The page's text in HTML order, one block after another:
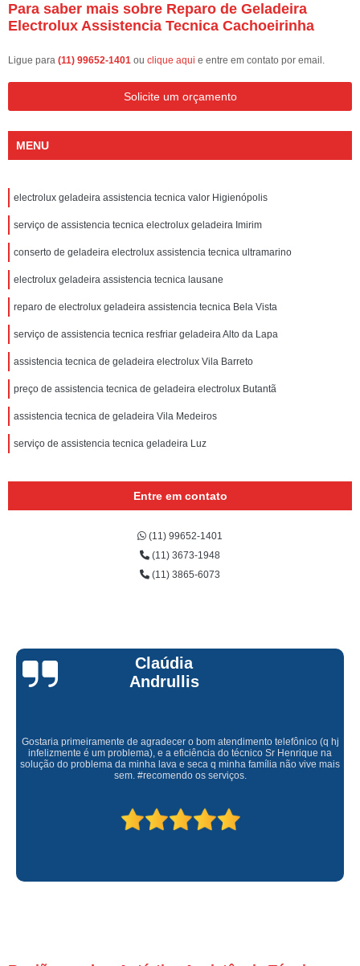
Para saber mais sobre Reparo de Geladeira
Electrolux Assistencia Tecnica Cachoeirinha
Ligue para (11) 99652-1401 ou clique aqui e entre em contato por email.
Solicite um orçamento
MENU
electrolux geladeira assistencia tecnica valor Higienópolis
serviço de assistencia tecnica electrolux geladeira Imirim
conserto de geladeira electrolux assistencia tecnica ultramarino
electrolux geladeira assistencia tecnica lausane
reparo de electrolux geladeira assistencia tecnica Bela Vista
serviço de assistencia tecnica resfriar geladeira Alto da Lapa
assistencia tecnica de geladeira electrolux Vila Barreto
preço de assistencia tecnica de geladeira electrolux Butantã
assistencia tecnica de geladeira Vila Medeiros
serviço de assistencia tecnica geladeira Luz
Entre em contato
(11) 99652-1401
(11) 3673-1948
(11) 3865-6073
Claúdia
Andrullis
Gostaria primeiramente de agradecer o bom atendimento telefônico (q hj
infelizmente é um problema), e a eficiência do técnico Sr Henrique na
solução do problema da minha lava e seca q minha família não vive mais
sem. #recomendo os serviços.